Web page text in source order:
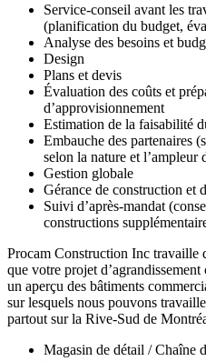
Service-conseil avant les
(planification du budget,
Analyse des besoins et
Design
Plans et devis
Évaluation des coûts et
d’approvisionnement
Estimation de la faisabilité
Embauche des partenaires
selon la nature et l’ampleur
Gestion globale
Gérance de construction et
Suivi d’après-mandat
constructions
Procam Construction Inc travaille
que votre projet
un aperçu des bâtiments
sur lesquels nous pouvons
partout sur la Rive-Sud de
Magasin de détail / Chaîne